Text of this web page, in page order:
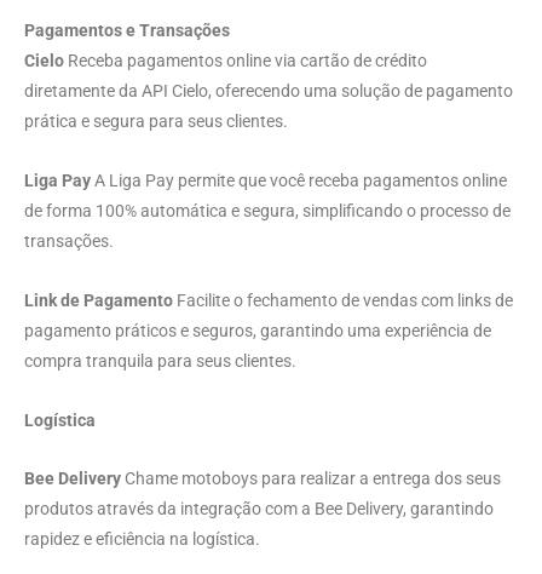
Pagamentos e Transações
Cielo Receba pagamentos online via cartão de crédito
diretamente da API Cielo, oferecendo uma solução de pagamento
prática e segura para seus clientes.
Liga PayA Liga Pay permite que você receba pagamentos online
de forma 100% automática e segura, simplificando o processo de
transações.
Link de Pagamento Facilite o fechamento de vendas com links de
pagamento práticos e seguros, garantindo uma experiência de
compra tranquila para seus clientes.
Logística
Bee Delivery Chame motoboys para realizar a entrega dos seus
produtos através da integração com a Bee Delivery, garantindo
rapidez e eficiência na logística.